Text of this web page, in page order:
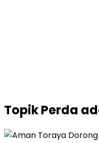
TopikPerda